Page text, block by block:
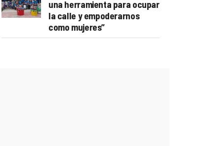
una herramienta para ocupar
la calle y empoderarnos
como mujeres”